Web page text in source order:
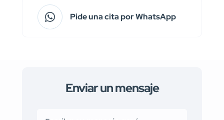
Pide una cita por WhatsApp
Enviar un mensaje